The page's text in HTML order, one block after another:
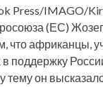
Press/IMAGO/
(ЕС)
что африканцы,
поддержку
тему он